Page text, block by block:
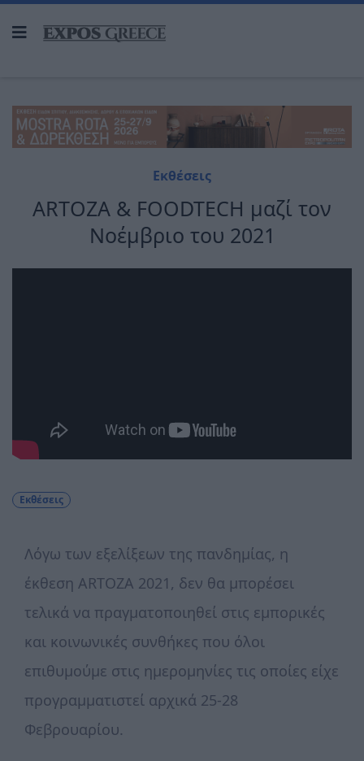
Εκθέσεις
ΑRTOZA & FOODTECH μαζί τον
Νοέμβριο του 2021
Εκθέσεις
Λόγω των εξελίξεων της πανδημίας, η
έκθεση ARTOZA 2021, δεν θα μπορέσει
τελικά να πραγματοποιηθεί στις εμπορικές
και κοινωνικές συνθήκες που όλοι
επιθυμούμε στις ημερομηνίες τις οποίες είχε
προγραμματιστεί αρχικά 25-28
Φεβρουαρίου.